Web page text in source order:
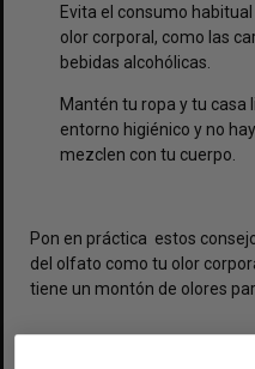
Evita el consumo
olor corporal, como las
bebidas alcohólicas.
Mantén tu ropa y tu casa
entorno higiénico y no
mezclen con tu cuerpo.
Pon en práctica estos
del olfato como tu olor
tiene un montón de olores